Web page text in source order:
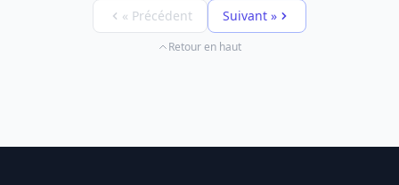
« Précédent
Suivant »
Retour en haut